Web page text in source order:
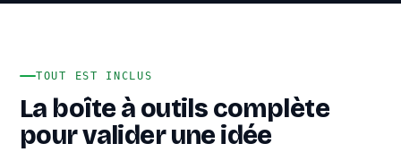
TOUT EST INCLUS
La boîte à outils complète
pour valider une idée